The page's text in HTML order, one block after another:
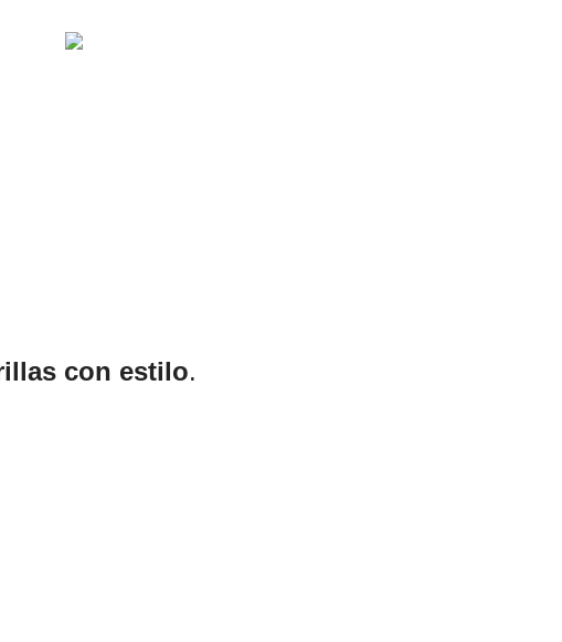
con estilo.